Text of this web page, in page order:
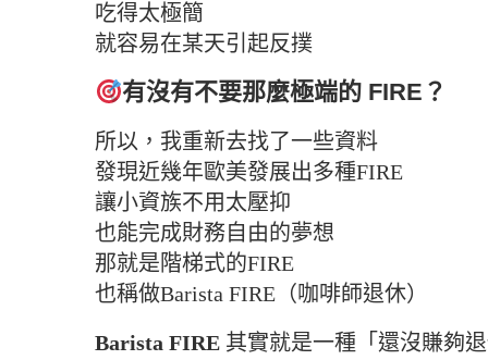
吃得太極簡
就容易在某天引起反撲
有沒有不要那麼極端的 FIRE？
所以，我重新去找了一些資料
發現近幾年歐美發展出多種FIRE
讓小資族不用太壓抑
也能完成財務自由的夢想
那就是階梯式的FIRE
也稱做Barista FIRE（咖啡師退休）
Barista FIRE 其實就是一種「還沒賺夠